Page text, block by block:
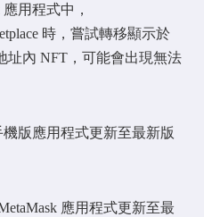
用程式中，
時，嘗試轉移顯示於
址內 NFT，可能會出現無法
機版應用程式更新至最新版
應用程式更新至最